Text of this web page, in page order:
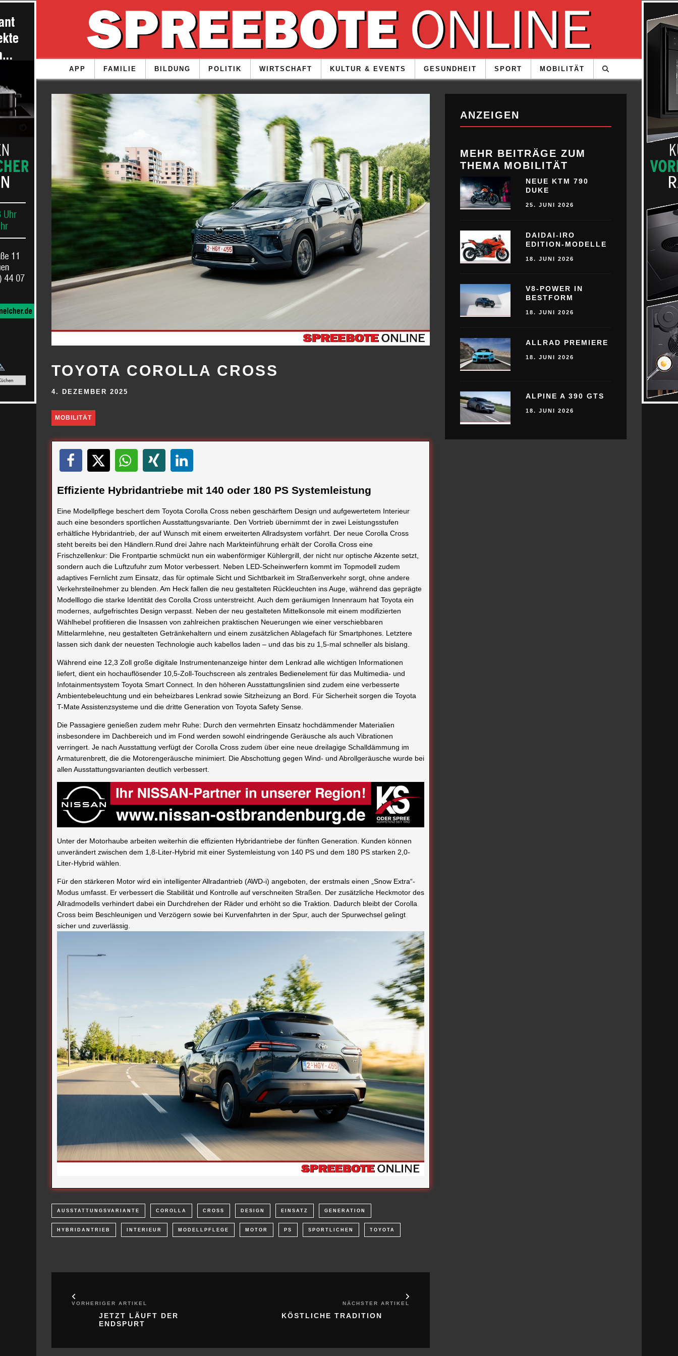
APP FAMILIE BILDUNG POLITIK WIRTSCHAFT KULTUR & EVENTS GESUNDHEIT SPORT MOBILITÄT
TOYOTA COROLLA CROSS
4. DEZEMBER 2025
MOBILITÄT
Effiziente Hybridantriebe mit 140 oder 180 PS Systemleistung
Eine Modellpflege beschert dem Toyota Corolla Cross neben geschärftem Design und aufgewertetem Interieur
auch eine besonders sportlichen Ausstattungsvariante. Den Vortrieb übernimmt der in zwei Leistungsstufen
erhältliche Hybridantrieb, der auf Wunsch mit einem erweiterten Allradsystem vorfährt. Der neue Corolla Cross
steht bereits bei den Händlern.Rund drei Jahre nach Markteinführung erhält der Corolla Cross eine
Frischzellenkur: Die Frontpartie schmückt nun ein wabenförmiger Kühlergrill, der nicht nur optische Akzente setzt,
sondern auch die Luftzufuhr zum Motor verbessert. Neben LED-Scheinwerfern kommt im Topmodell zudem
adaptives Fernlicht zum Einsatz, das für optimale Sicht und Sichtbarkeit im Straßenverkehr sorgt, ohne andere
Verkehrsteilnehmer zu blenden. Am Heck fallen die neu gestalteten Rückleuchten ins Auge, während das geprägte
Modelllogo die starke Identität des Corolla Cross unterstreicht. Auch dem geräumigen Innenraum hat Toyota ein
modernes, aufgefrischtes Design verpasst. Neben der neu gestalteten Mittelkonsole mit einem modifizierten
Wählhebel profitieren die Insassen von zahlreichen praktischen Neuerungen wie einer verschiebbaren
Mittelarmlehne, neu gestalteten Getränkehaltern und einem zusätzlichen Ablagefach für Smartphones. Letztere
lassen sich dank der neuesten Technologie auch kabellos laden – und das bis zu 1,5-mal schneller als bislang.
Während eine 12,3 Zoll große digitale Instrumentenanzeige hinter dem Lenkrad alle wichtigen Informationen
liefert, dient ein hochauflösender 10,5-Zoll-Touchscreen als zentrales Bedienelement für das Multimedia- und
Infotainmentsystem Toyota Smart Connect. In den höheren Ausstattungslinien sind zudem eine verbesserte
Ambientebeleuchtung und ein beheizbares Lenkrad sowie Sitzheizung an Bord. Für Sicherheit sorgen die Toyota
T-Mate Assistenzsysteme und die dritte Generation von Toyota Safety Sense.
Die Passagiere genießen zudem mehr Ruhe: Durch den vermehrten Einsatz hochdämmender Materialien
insbesondere im Dachbereich und im Fond werden sowohl eindringende Geräusche als auch Vibrationen
verringert. Je nach Ausstattung verfügt der Corolla Cross zudem über eine neue dreilagige Schalldämmung im
Armaturenbrett, die die Motorengeräusche minimiert. Die Abschottung gegen Wind- und Abrollgeräusche wurde bei
allen Ausstattungsvarianten deutlich verbessert.
Unter der Motorhaube arbeiten weiterhin die effizienten Hybridantriebe der fünften Generation. Kunden können
unverändert zwischen dem 1,8-Liter-Hybrid mit einer Systemleistung von 140 PS und dem 180 PS starken 2,0-
Liter-Hybrid wählen.
Für den stärkeren Motor wird ein intelligenter Allradantrieb (AWD-i) angeboten, der erstmals einen „Snow Extra“-
Modus umfasst. Er verbessert die Stabilität und Kontrolle auf verschneiten Straßen. Der zusätzliche Heckmotor des
Allradmodells verhindert dabei ein Durchdrehen der Räder und erhöht so die Traktion. Dadurch bleibt der Corolla
Cross beim Beschleunigen und Verzögern sowie bei Kurvenfahrten in der Spur, auch der Spurwechsel gelingt
sicher und zuverlässig.
AUSSTATTUNGSVARIANTE COROLLA CROSS DESIGN EINSATZ GENERATION
HYBRIDANTRIEB INTERIEUR MODELLPFLEGE MOTOR PS SPORTLICHEN TOYOTA
VORHERIGER ARTIKEL
JETZT LÄUFT DER
ENDSPURT
NÄCHSTER ARTIKEL
KÖSTLICHE TRADITION
ANZEIGEN
MEHR BEITRÄGE ZUM
THEMA MOBILITÄT
NEUE KTM 790
DUKE
25. JUNI 2026
DAIDAI-IRO
EDITION-MODELLE
18. JUNI 2026
V8-POWER IN
BESTFORM
18. JUNI 2026
ALLRAD PREMIERE
18. JUNI 2026
ALPINE A 390 GTS
18. JUNI 2026